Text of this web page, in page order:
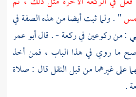
" . ولما ثبت أيضا من هذه الصفة في
: من ركوعين في ركعة - . قالأبو عمر
ما روي في هذا الباب ، فمن أخذ
على غيرهما من قبل النقل قال : صلاة
.